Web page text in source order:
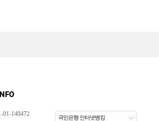
01-149472
국민은행 인터넷뱅킹